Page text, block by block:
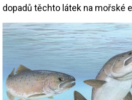
dopadů těchto látek na mořské
Image